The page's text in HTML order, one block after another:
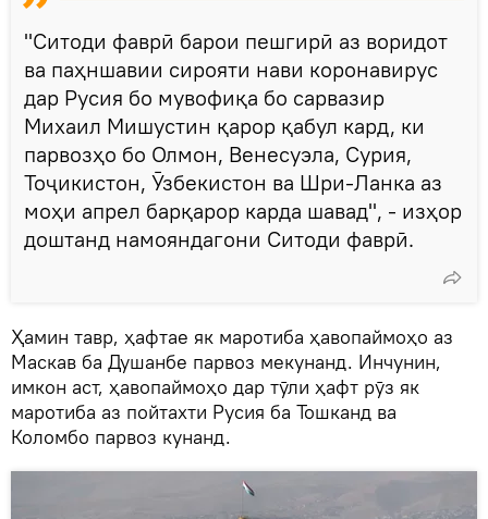
"Ситоди фаврӣ барои пешгирӣ аз воридот
ва паҳншавии сирояти нави коронавирус
дар Русия бо мувофиқа бо сарвазир
Михаил Мишустин қарор қабул кард, ки
парвозҳо бо Олмон, Венесуэла, Сурия,
Тоҷикистон, Ӯзбекистон ва Шри-Ланка аз
моҳи апрел барқарор карда шавад", - изҳор
доштанд намояндагони Ситоди фаврӣ.
Ҳамин тавр, ҳафтае як маротиба ҳавопаймоҳо аз
Маскав ба Душанбе парвоз мекунанд. Инчунин,
имкон аст, ҳавопаймоҳо дар тӯли ҳафт рӯз як
маротиба аз пойтахти Русия ба Тошканд ва
Коломбо парвоз кунанд.